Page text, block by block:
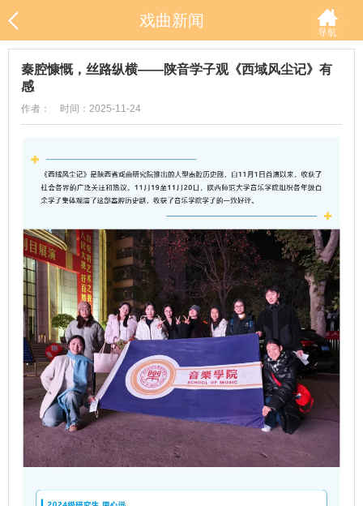
戏曲新闻
秦腔慷慨，丝路纵横——陕音学子观《西域风尘记》有
感
作者： 时间：2025-11-24